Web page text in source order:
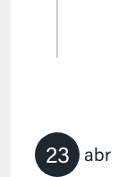
23 abr